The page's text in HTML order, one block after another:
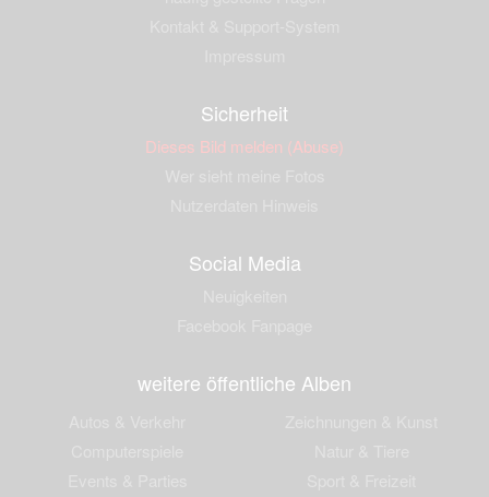
Sicherheit
Dieses Bild melden (Abuse)
Social Media
weitere öffentliche Alben